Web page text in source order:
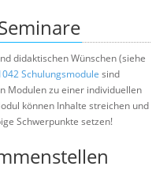
didaktischen Wünschen (siehe
Schulungsmodule sind
Modulen zu einer individuellen
können Inhalte streichen und
Schwerpunkte setzen!